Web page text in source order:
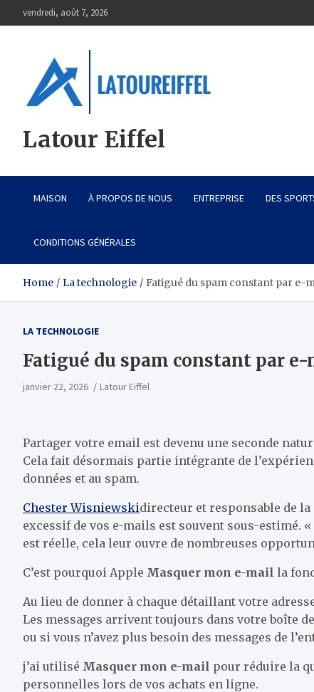
to
vendredi, août 7, 2026
Latour Eiffel
MAISON À PROPOS DE NOUS ENTREPRISE DES
CONDITIONS GÉNÉRALES
Home La technologie Fatigué du spam constant par e-
LA TECHNOLOGIE
Fatigué du spam constant par
janvier 22, 2026 Latour Eiffel
Partager votre email est devenu une seconde
Cela fait désormais partie intégrante de
données et au spam.
Chester Wisniewskidirecteur et responsable de
excessif de vos e-mails est souvent sous-estimé.
est réelle, cela leur ouvre de nombreuses
C’est pourquoi Apple Masquer mon e-mail la
Au lieu de donner à chaque détaillant votre
Les messages arrivent toujours dans votre boîte
ou si vous n’avez plus besoin des messages de
j’ai utilisé Masquer mon e-mail pour réduire la
personnelles lors de vos achats en ligne.